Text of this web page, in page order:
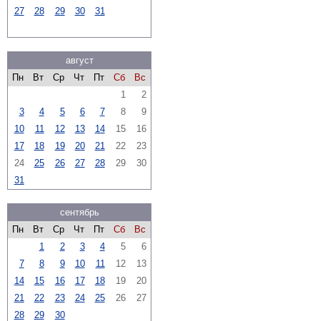
27
28 29 30 31
август
Пн
Вт Ср Чт Пт Сб
Вс
1
2
3
4 5 6 7 8
9
10
11 12 13 14 15
16
17
18 19 20 21 22
23
24
25 26 27 28 29
30
31
сентябрь
Пн
Вт Ср Чт Пт Сб
Вс
1
2 3 4 5
6
7
8 9 10 11 12
13
14
15 16 17 18 19
20
21
22 23 24 25 26
27
28
29 30